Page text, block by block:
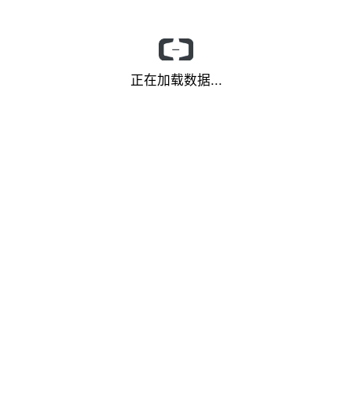
正在加载数据...